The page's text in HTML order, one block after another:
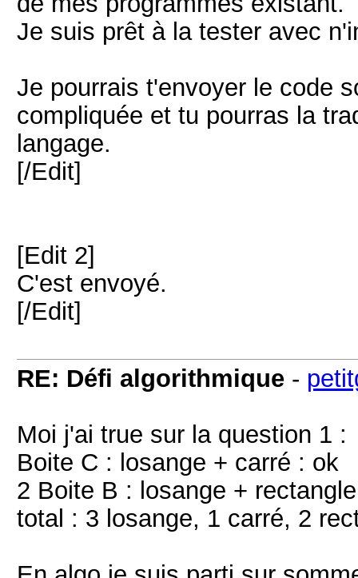
Je suis prêt à la tester avec
Je pourrais t'envoyer le code
compliquée et tu pourras la
langage.
[/Edit]
[Edit 2]
C'est envoyé.
[/Edit]
RE: Défi algorithmique -
Moi j'ai true sur la question 1 :
Boite C : losange + carré : ok
2 Boite B : losange +
total : 3 losange, 1 carré, 2